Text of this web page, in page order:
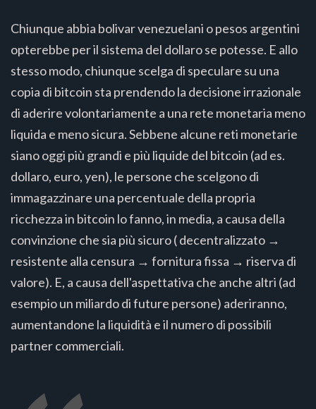
Chiunque abbia bolivar venezuelani o pesos argentini
opterebbe per il sistema del dollaro se potesse. E allo
stesso modo, chiunque scelga di speculare su una
copia di bitcoin sta prendendo la decisione irrazionale
di aderire volontariamente a una rete monetaria meno
liquida e meno sicura. Sebbene alcune reti monetarie
siano oggi più grandi e più liquide del bitcoin (ad es.
dollaro, euro, yen), le persone che scelgono di
immagazzinare una percentuale della propria
ricchezza in bitcoin lo fanno, in media, a causa della
convinzione che sia più sicuro ( decentralizzato →
resistente alla censura → fornitura fissa → riserva di
valore). E, a causa dell'aspettativa che anche altri (ad
esempio un miliardo di future persone) aderiranno,
aumentandone la liquidità e il numero di possibili
partner commerciali.